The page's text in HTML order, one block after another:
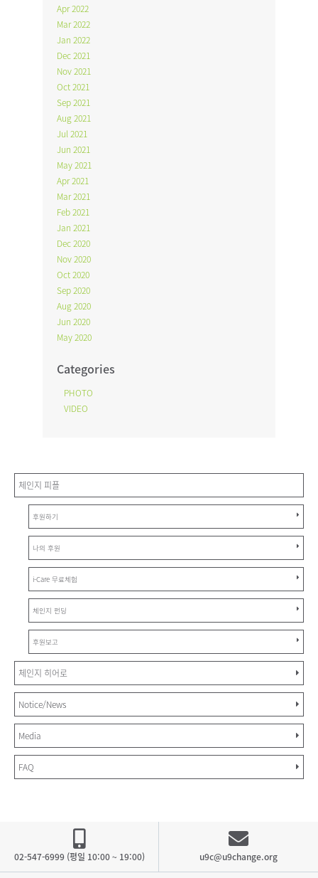
Apr 2022
Mar 2022
Jan 2022
Dec 2021
Nov 2021
Oct 2021
Sep 2021
Aug 2021
Jul 2021
Jun 2021
May 2021
Apr 2021
Mar 2021
Feb 2021
Jan 2021
Dec 2020
Nov 2020
Oct 2020
Sep 2020
Aug 2020
Jun 2020
May 2020
Categories
PHOTO
VIDEO
체인지 피플
후원하기
나의 후원
i-Care 무료체험
체인지 펀딩
후원보고
체인지 히어로
Notice/News
Media
FAQ
02-547-6999 (평일 10:00 ~ 19:00) u9c@u9change.org